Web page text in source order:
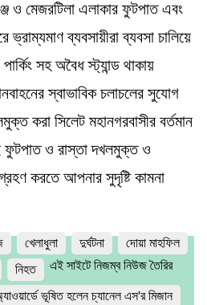
ও মেজরটিলা এলাকার ফুটপাত এবং
ব্যবসায়ীরা ব্যবসা চালিয়ে
সহ অবৈধ স্ট্যান্ড থাকায়
স্বাভাবিক চলাচলের সুযোগ
করা সিলেট মহানগরবাসীর বর্তমান
ফুটপাত ও রাস্তা দখলমুক্ত ও
করতে আপনার সুদৃষ্টি কামনা
খেলাধুলা দুর্ঘটনা
দোয়া মাহফিল
নিহত
ভূষিত হলেন চ্যানেল এস'র মিজান
এই সাইটে নিজম্ব নিউজ তৈরির